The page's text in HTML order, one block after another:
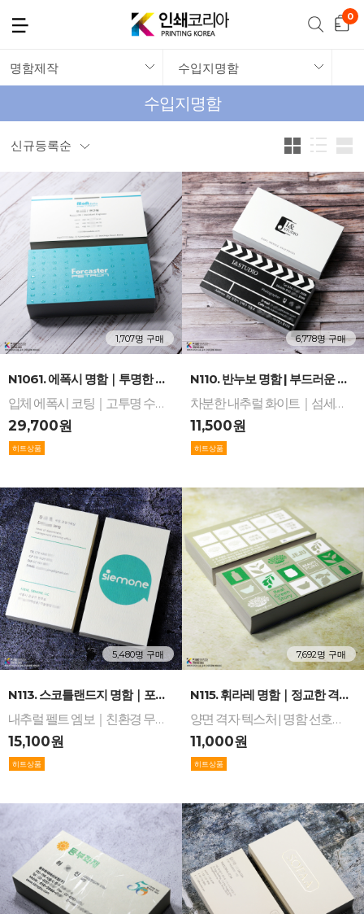
명함제작 수입지명함
수입지명함
신규등록순
1,707명 구매
N1061. 에폭시 명함｜투명한 입체 광채와 독보적...
입체 에폭시 코팅｜고투명 수지 질감｜강력한 내구 보호｜무광 지면 대비｜하이엔드 가공｜에폭명함｜에폭시 코팅 명함
29,700원
6,778명 구매
N110. 반누보 명함 | 부드러운 촉감과 안정적 ...
차분한 내추럴 화이트｜섬세한 매트 질감｜고해상도 인쇄 구현｜번짐 없는 선명도｜브랜드 신뢰를 완성하는 고급 명함
11,500원
5,480명 구매
N113. 스코틀랜드지 명함｜포근한 펠트 엠보 질감...
내추럴 펠트 엠보｜친환경 무염소 중성지｜우수한 잉크 발색｜빈티지 감성 브랜딩｜묵직한 볼륨감
15,100원
7,692명 구매
N115. 휘라레 명함｜정교한 격자 직물 무늬와 우...
양면 격자 텍스처 | 명함 선호도 1위 | 탄탄한 린넨 질감 | 탁월한 발색과 내구성 | 휘라레지
11,000원